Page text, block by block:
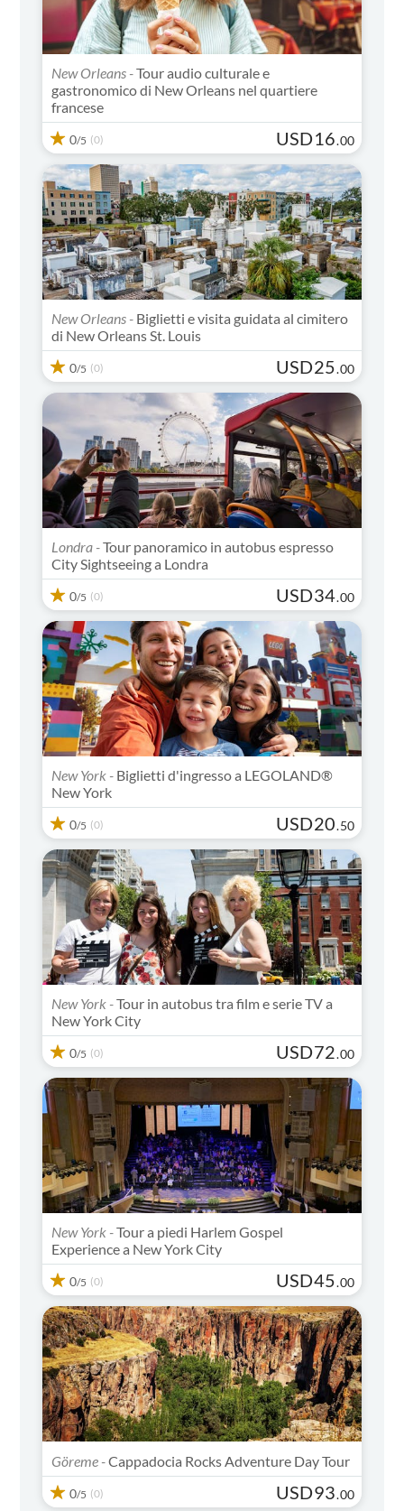
New Orleans -Tour audio culturale e
gastronomico di New Orleans nel quartiere
francese
0/5 (0) USD16.00
New Orleans - Biglietti e visita guidata al cimitero
di New Orleans St. Louis
0/5 (0) USD25.00
Londra -Tour panoramico in autobus espresso
City Sightseeing a Londra
0/5 (0) USD34.00
New York - Biglietti d'ingresso a LEGOLAND®
New York
0/5 (0) USD20.50
New York -Tour in autobus tra film e serie TV a
New York City
0/5 (0) USD72.00
New York -Tour a piedi Harlem Gospel
Experience a New York City
0/5 (0) USD45.00
Göreme -Cappadocia Rocks Adventure Day Tour
0/5 (0) USD93.00